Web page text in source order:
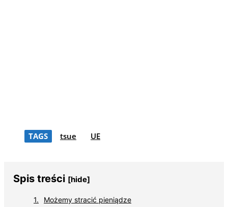
TAGS tsue UE
Spis treści [hide]
Możemy stracić pieniądze